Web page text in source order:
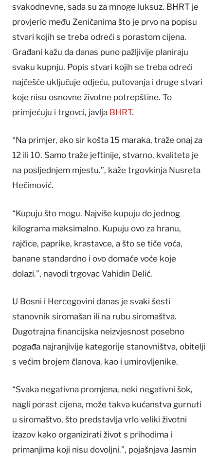
svakodnevne, sada su za mnoge luksuz. BHRT je
provjerio među Zeničanima što je prvo na popisu
stvari kojih se treba odreći s porastom cijena.
Građani kažu da danas puno pažljivije planiraju
svaku kupnju. Popis stvari kojih se treba odreći
najčešće uključuje odjeću, putovanja i druge stvari
koje nisu osnovne životne potrepštine. To
primjećuju i trgovci, javlja BHRT.
“Na primjer, ako sir košta 15 maraka, traže onaj za
12 ili 10. Samo traže jeftinije, stvarno, kvaliteta je
na posljednjem mjestu.”, kaže trgovkinja Nusreta
Hečimović.
“Kupuju što mogu. Najviše kupuju do jednog
kilograma maksimalno. Kupuju ovo za hranu,
rajčice, paprike, krastavce, a što se tiče voća,
banane standardno i ovo domaće voće koje
dolazi.”, navodi trgovac Vahidin Delić.
U Bosni i Hercegovini danas je svaki šesti
stanovnik siromašan ili na rubu siromaštva.
Dugotrajna financijska neizvjesnost posebno
pogađa najranjivije kategorije stanovništva, obitelji
s većim brojem članova, kao i umirovljenike.
“Svaka negativna promjena, neki negativni šok,
nagli porast cijena, može takva kućanstva gurnuti
u siromaštvo, što predstavlja vrlo veliki životni
izazov kako organizirati život s prihodima i
primanjima koji nisu dovoljni.”, pojašnjava Jasmin